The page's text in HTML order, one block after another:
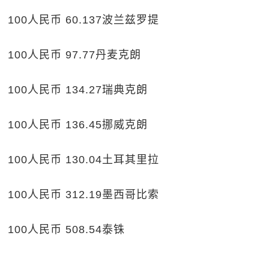
100人民币 60.137波兰兹罗提
100人民币 97.77丹麦克朗
100人民币 134.27瑞典克朗
100人民币 136.45挪威克朗
100人民币 130.04土耳其里拉
100人民币 312.19墨西哥比索
100人民币 508.54泰铢